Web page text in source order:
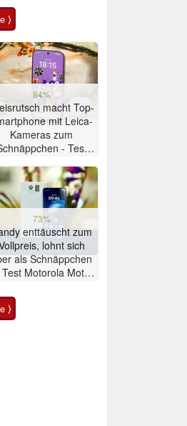
⟩
84%
macht Top-
mit Leica-
Kameras zum
- Test
73%
enttäuscht zum
lohnt sich
als Schnäppchen
Motorola Moto
⟩